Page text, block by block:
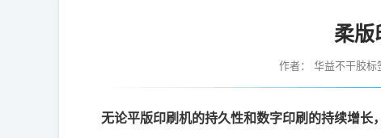
柔版
作者： 华益不干胶标
无论平版印刷机的持久性和数字印刷的持续增长